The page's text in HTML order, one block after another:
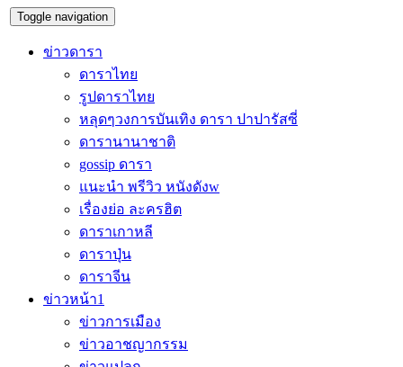
Toggle navigation
ข่าวดารา
ดาราไทย
รูปดาราไทย
หลุดๆวงการบันเทิง ดารา ปาปารัสซี่
ดารานานาชาติ
gossip ดารา
แนะนำ พรีวิว หนังดังw
เรื่องย่อ ละครฮิต
ดาราเกาหลี
ดาราปุ่น
ดาราจีน
ข่าวหน้า1
ข่าวการเมือง
ข่าวอาชญากรรม